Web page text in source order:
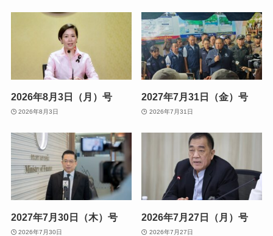
2026年8月3日（月）号
2026年8月3日
2027年7月31日（金）号
2026年7月31日
2027年7月30日（木）号
2026年7月30日
2026年7月27日（月）号
2026年7月27日